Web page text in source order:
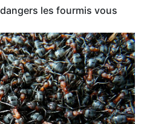
les fourmis vous